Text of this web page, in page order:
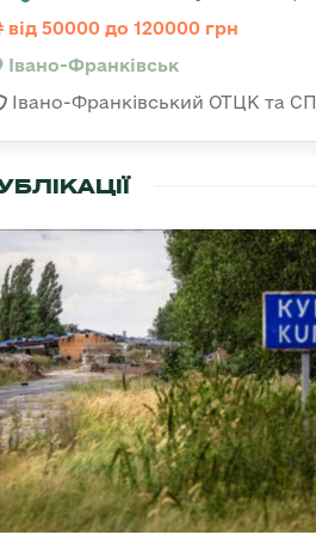
від 50000 до 120000 грн
Івано-Франківськ
Івано-Франківський ОТЦК та СП